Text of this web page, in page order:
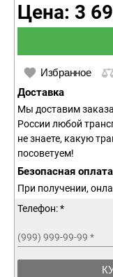
Цена: 3
Избранное
Доставка
Мы доставим
России любой
не знаете, какую
посоветуем!
Безопасная оплата
При получении,
Телефон: *
(999) 999-99-99 *